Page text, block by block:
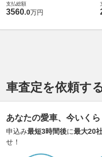
支払総額
3560.0万円
車査定を依頼す
あなたの愛車、今いくら
申込み最短3時間後に最大20
せ！